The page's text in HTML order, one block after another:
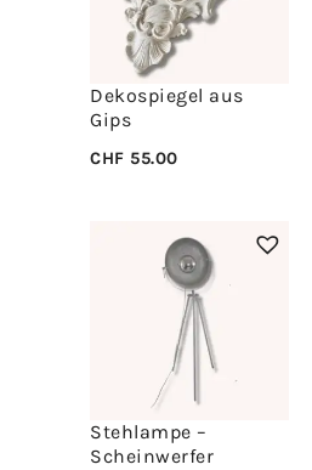
Dekospiegel aus
Gips
CHF 55.00
Stehlampe –
Scheinwerfer